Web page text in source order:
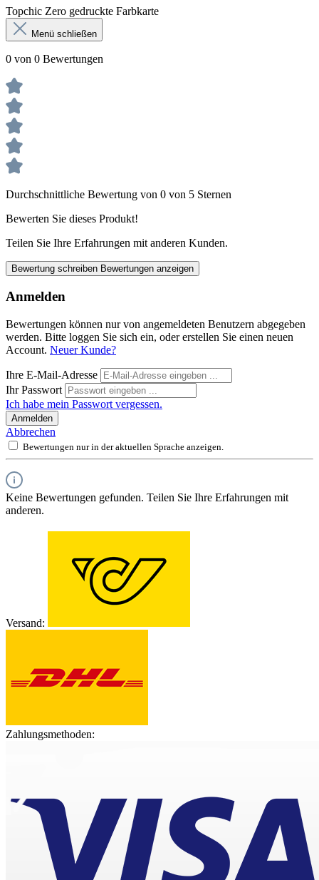
Topchic Zero gedruckte Farbkarte
Menü schließen
0 von 0 Bewertungen
Durchschnittliche Bewertung von 0 von 5 Sternen
Bewerten Sie dieses Produkt!
Teilen Sie Ihre Erfahrungen mit anderen Kunden.
Bewertung schreiben Bewertungen anzeigen
Anmelden
Bewertungen können nur von angemeldeten Benutzern abgegeben
werden. Bitte loggen Sie sich ein, oder erstellen Sie einen neuen
Account. Neuer Kunde?
Ihre E-Mail-Adresse
Ihr Passwort
Ich habe mein Passwort vergessen.
Anmelden
Abbrechen
Bewertungen nur in der aktuellen Sprache anzeigen.
Keine Bewertungen gefunden. Teilen Sie Ihre Erfahrungen mit
anderen.
Versand:
Zahlungsmethoden: